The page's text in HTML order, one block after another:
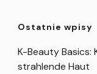
Ostatnie wpisy
K-Beauty Basics:
strahlende Haut